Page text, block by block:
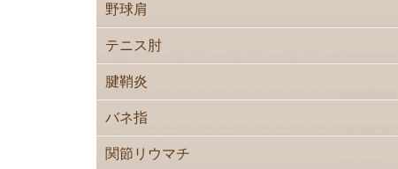
野球肩
テニス肘
腱鞘炎
バネ指
関節リウマチ